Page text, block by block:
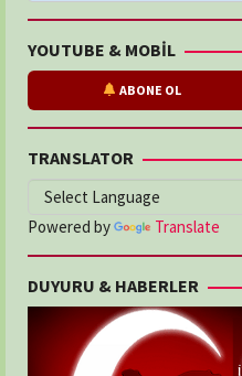
YOUTUBE & MOBİL
ABONE OL
TRANSLATOR
Powered by Translate
DUYURU & HABERLER